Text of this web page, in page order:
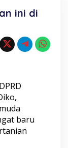
ini di
baru